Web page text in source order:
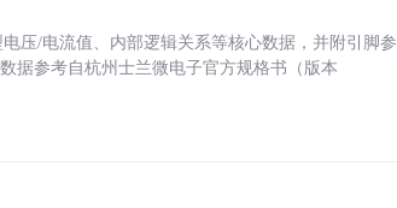
压/电流值、内部逻辑关系等核心数据，并附引脚参
据参考自杭州士兰微电子官方规格书（版本